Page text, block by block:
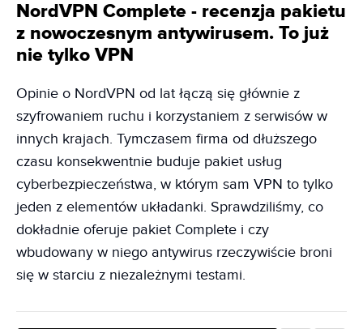
NordVPN Complete - recenzja pakietu
z nowoczesnym antywirusem. To już
nie tylko VPN
Opinie o NordVPN od lat łączą się głównie z
szyfrowaniem ruchu i korzystaniem z serwisów w
innych krajach. Tymczasem firma od dłuższego
czasu konsekwentnie buduje pakiet usług
cyberbezpieczeństwa, w którym sam VPN to tylko
jeden z elementów układanki. Sprawdziliśmy, co
dokładnie oferuje pakiet Complete i czy
wbudowany w niego antywirus rzeczywiście broni
się w starciu z niezależnymi testami.